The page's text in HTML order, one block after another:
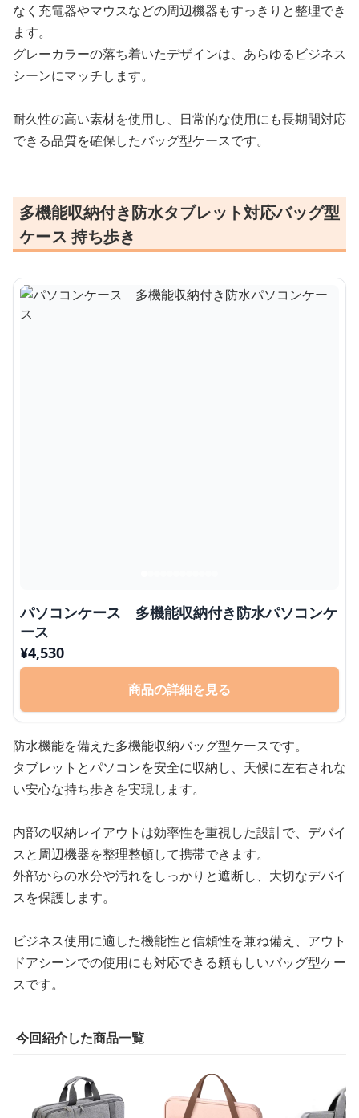
なく充電器やマウスなどの周辺機器もすっきりと整理でき
ます。
グレーカラーの落ち着いたデザインは、あらゆるビジネス
シーンにマッチします。
耐久性の高い素材を使用し、日常的な使用にも長期間対応
できる品質を確保したバッグ型ケースです。
多機能収納付き防水タブレット対応バッグ型
ケース 持ち歩き
パソコンケース 多機能収納付き防水パソコンケ
ース
¥4,530
商品の詳細を見る
防水機能を備えた多機能収納バッグ型ケースです。
タブレットとパソコンを安全に収納し、天候に左右されな
い安心な持ち歩きを実現します。
内部の収納レイアウトは効率性を重視した設計で、デバイ
スと周辺機器を整理整頓して携帯できます。
外部からの水分や汚れをしっかりと遮断し、大切なデバイ
スを保護します。
ビジネス使用に適した機能性と信頼性を兼ね備え、アウト
ドアシーンでの使用にも対応できる頼もしいバッグ型ケー
スです。
今回紹介した商品一覧